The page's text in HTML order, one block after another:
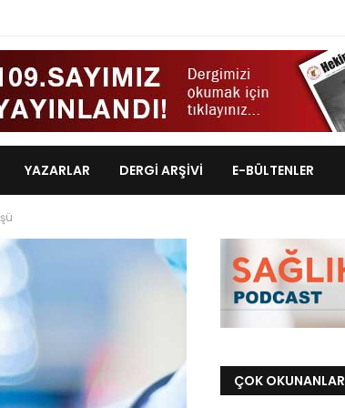
YAZARLAR DERGI ARŞIVI E-BÜLTENLER
ÇOK OKUNANLAR